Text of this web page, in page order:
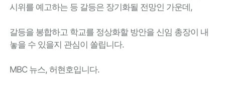
시위를 예고하는 등 갈등은 장기화될 전망인 가운데,
갈등을 봉합하고 학교를 정상화할 방안을 신임 총장이 내
놓을 수 있을지 관심이 쏠립니다.
MBC 뉴스, 허현호입니다.